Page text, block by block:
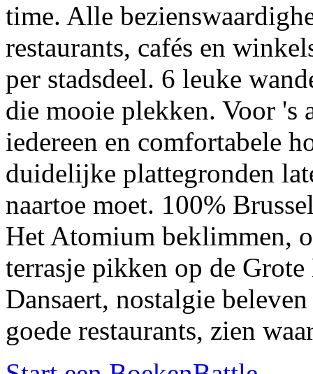
time. Alle
restaurants, cafés en
per stadsdeel. 6 leuke
die mooie plekken. Voor 's
iedereen en comfortabele
duidelijke plattegronden
naartoe moet. 100%
Het Atomium beklimmen,
terrasje pikken op de
Dansaert, nostalgie
goede restaurants, zien